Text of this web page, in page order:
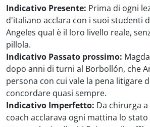
Indicativo Presente: Prima di ogni
d'italiano acclara con i suoi studenti
Angeles qual è il loro livello reale,
pillola.
Indicativo Passato prossimo:
dopo anni di turni al Borbollón, che
persona con cui vale la pena litigare
concordare quasi sempre.
Indicativo Imperfetto: Da chirurga
coach acclarava ogni mattina lo